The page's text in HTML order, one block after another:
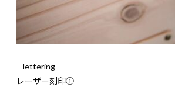
– lettering –
レーザー刻印①